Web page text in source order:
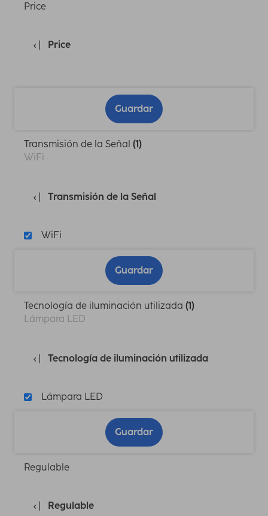
Price
Price
Guardar
Transmisión de la Señal (1)
WiFi
Transmisión de la Señal
WiFi
Guardar
Tecnología de iluminación utilizada (1)
Lámpara LED
Tecnología de iluminación utilizada
Lámpara LED
Guardar
Regulable
Regulable